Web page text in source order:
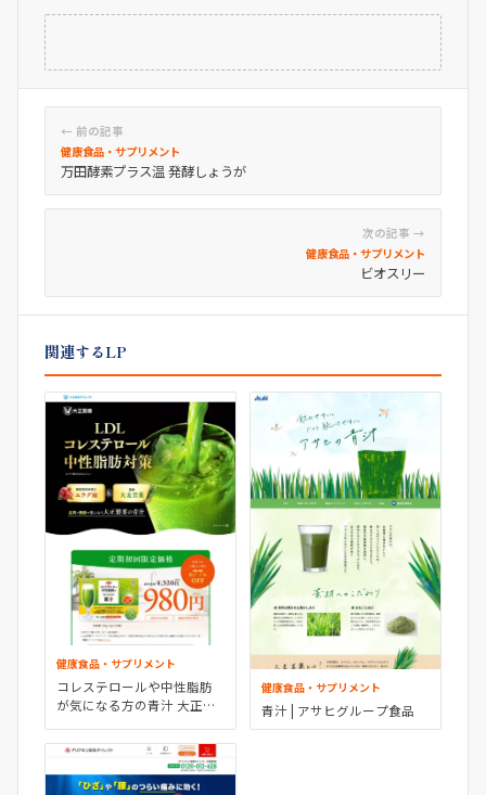
← 前の記事
健康食品・サプリメント
万田酵素プラス温 発酵しょうが
次の記事 →
健康食品・サプリメント
ビオスリー
関連するLP
健康食品・サプリメント
コレステロールや中性脂肪
が気になる方の青汁 大正製
ョップ
健康食品・サプリメント
青汁 | アサヒグループ食品